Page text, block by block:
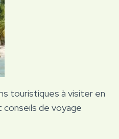
touristiques à visiter en
conseils de voyage